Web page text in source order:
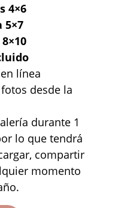
4×6
5×7
línea
desde la
durante 1
lo que tendrá
compartir
momento